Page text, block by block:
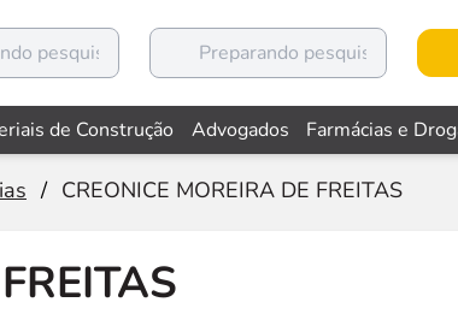
de Construção Advogados Farmácias e
/ CREONICE MOREIRA DE FREITAS